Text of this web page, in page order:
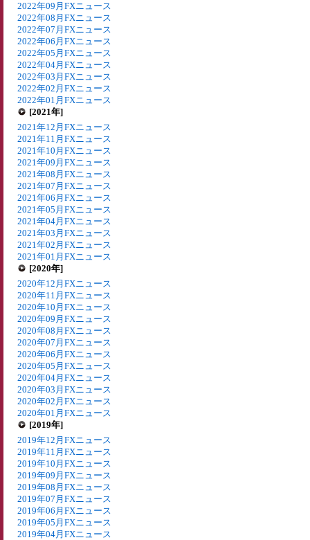
2022年09月FXニュース
2022年08月FXニュース
2022年07月FXニュース
2022年06月FXニュース
2022年05月FXニュース
2022年04月FXニュース
2022年03月FXニュース
2022年02月FXニュース
2022年01月FXニュース
[2021年]
2021年12月FXニュース
2021年11月FXニュース
2021年10月FXニュース
2021年09月FXニュース
2021年08月FXニュース
2021年07月FXニュース
2021年06月FXニュース
2021年05月FXニュース
2021年04月FXニュース
2021年03月FXニュース
2021年02月FXニュース
2021年01月FXニュース
[2020年]
2020年12月FXニュース
2020年11月FXニュース
2020年10月FXニュース
2020年09月FXニュース
2020年08月FXニュース
2020年07月FXニュース
2020年06月FXニュース
2020年05月FXニュース
2020年04月FXニュース
2020年03月FXニュース
2020年02月FXニュース
2020年01月FXニュース
[2019年]
2019年12月FXニュース
2019年11月FXニュース
2019年10月FXニュース
2019年09月FXニュース
2019年08月FXニュース
2019年07月FXニュース
2019年06月FXニュース
2019年05月FXニュース
2019年04月FXニュース